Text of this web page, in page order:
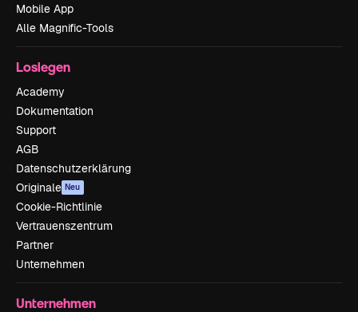
Mobile App
Alle Magnific-Tools
Loslegen
Academy
Dokumentation
Support
AGB
Datenschutzerklärung
Originale Neu
Cookie-Richtlinie
Vertrauenszentrum
Partner
Unternehmen
Unternehmen